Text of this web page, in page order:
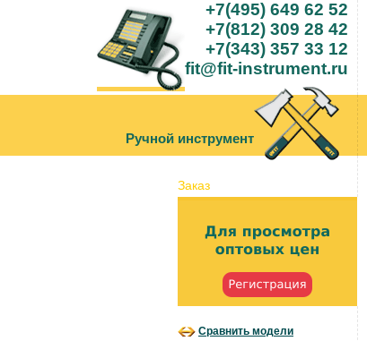
+7(495) 649 62 52
+7(812) 309 28 42
+7(343) 357 33 12
fit@fit-instrument.ru
Ручной инструмент
Заказ
Сравнить модели